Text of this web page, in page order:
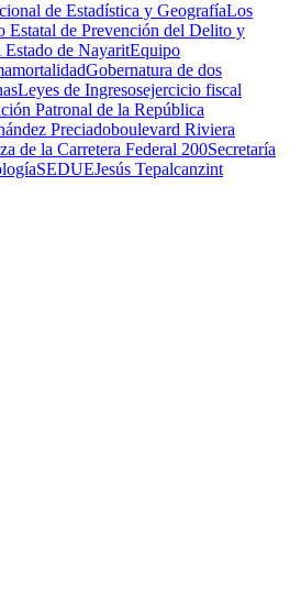
de Estadística y GeografíaLos
Estatal de Prevención del Delito y
de NayaritEquipo
mortalidadGobernatura de dos
Leyes de Ingresosejercicio fiscal
Patronal de la República
Preciadoboulevard Riviera
de la Carretera Federal 200Secretaría
SEDUEJesús Tepalcanzint